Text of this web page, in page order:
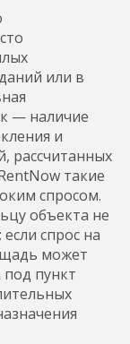
или в
— наличие
и
рассчитанных
такие
спросом.
объекта не
спрос на
может
пункт